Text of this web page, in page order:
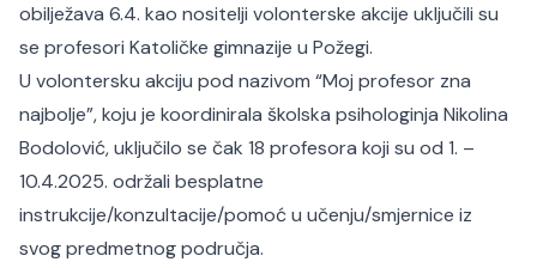
obilježava 6.4. kao nositelji volonterske akcije uključili su
se profesori Katoličke gimnazije u Požegi.
U volontersku akciju pod nazivom “Moj profesor zna
najbolje”, koju je koordinirala školska psihologinja Nikolina
Bodolović, uključilo se čak 18 profesora koji su od 1. –
10.4.2025. održali besplatne
instrukcije/konzultacije/pomoć u učenju/smjernice iz
svog predmetnog područja.